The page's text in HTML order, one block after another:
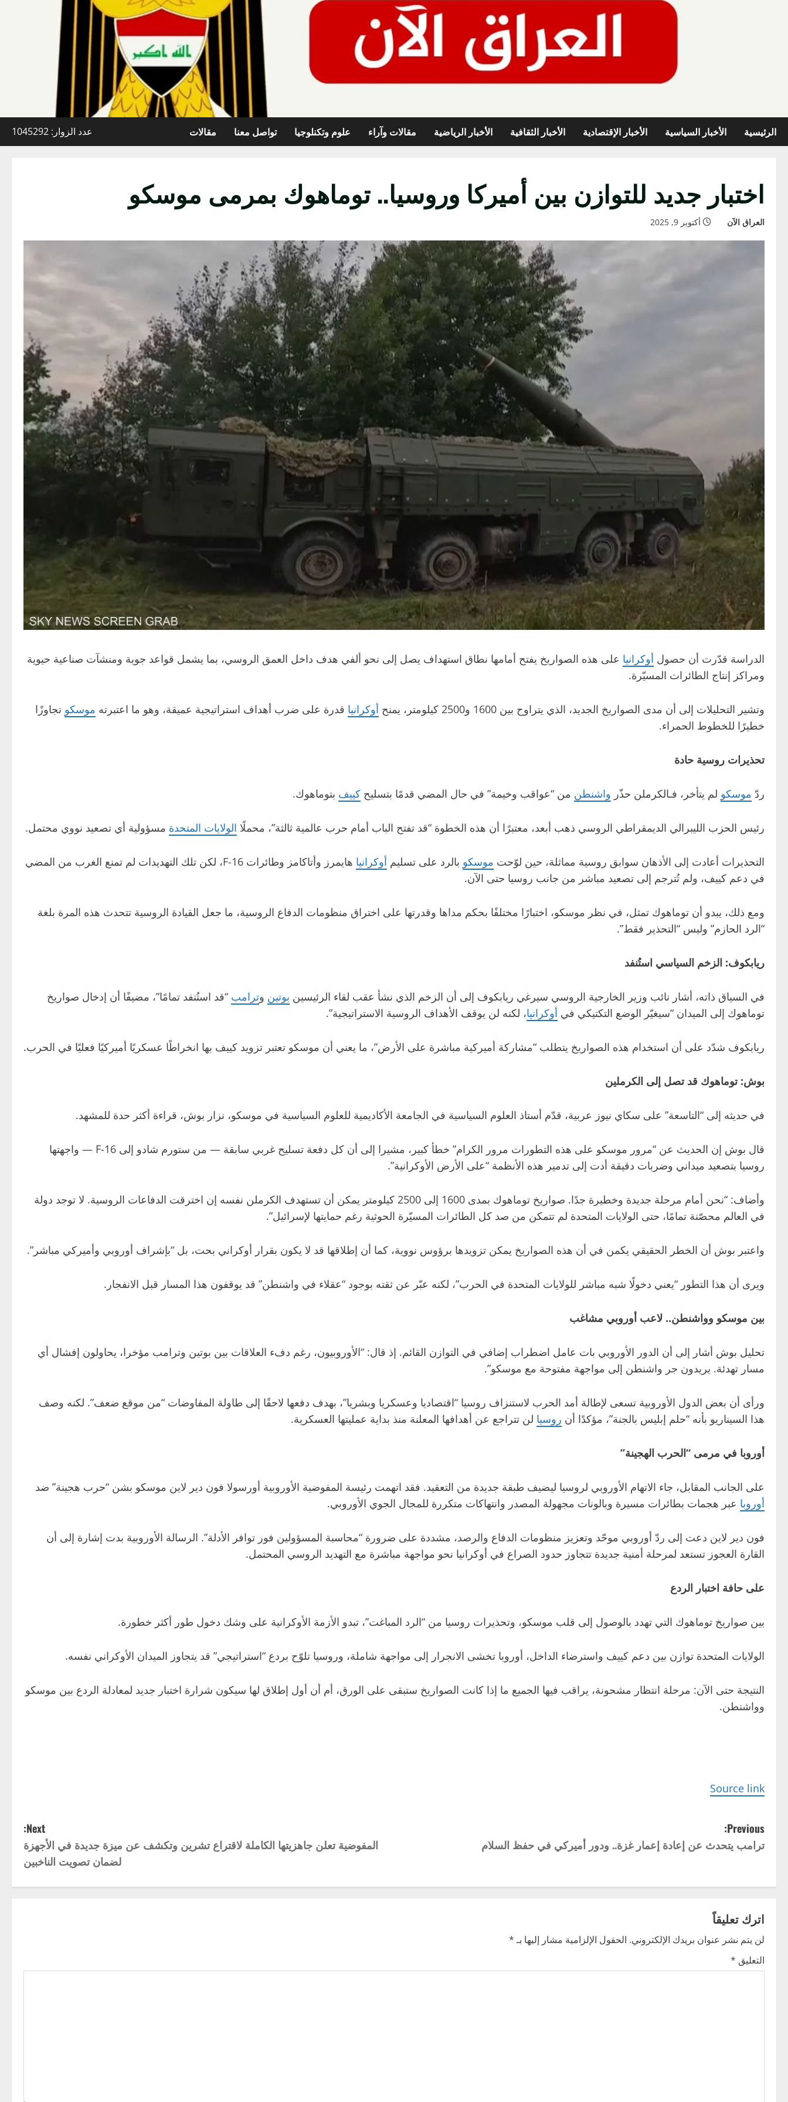
الرئيسية الأخبار السياسية الأخبار الإقتصادية الأخبار الثقافية الأخبار الرياضية مقالات وآراء علوم وتكنلوجيا تواصل معنا مقالات عدد الزوار: 1045292
اختبار جديد للتوازن بين أميركا وروسيا.. توماهوك بمرمى موسكو
العراق الآن أكتوبر 9, 2025
الدراسة قدّرت أن حصول أوكرانيا على هذه الصواريخ يفتح أمامها نطاق استهداف يصل إلى نحو ألفي هدف داخل العمق الروسي، بما يشمل قواعد جوية ومنشآت صناعية حيوية
ومراكز إنتاج الطائرات المسيّرة.
وتشير التحليلات إلى أن مدى الصواريخ الجديد، الذي يتراوح بين 1600 و2500 كيلومتر، يمنح أوكرانيا قدرة على ضرب أهداف استراتيجية عميقة، وهو ما اعتبرته موسكو تجاوزًا
خطيرًا للخطوط الحمراء.
تحذيرات روسية حادة
ردّ موسكو لم يتأخر، فـالكرملن حذّر واشنطن من “عواقب وخيمة” في حال المضي قدمًا بتسليح كييف بتوماهوك.
رئيس الحزب الليبرالي الديمقراطي الروسي ذهب أبعد، معتبرًا أن هذه الخطوة “قد تفتح الباب أمام حرب عالمية ثالثة”، محملًا الولايات المتحدة مسؤولية أي تصعيد نووي محتمل.
التحذيرات أعادت إلى الأذهان سوابق روسية مماثلة، حين لوّحت موسكو بالرد على تسليم أوكرانيا
هايمرز وأتاكامز وطائرات F-16، لكن تلك التهديدات لم تمنع الغرب من المضي
في دعم كييف، ولم تُترجم إلى تصعيد مباشر من جانب روسيا حتى الآن.
ومع ذلك، يبدو أن توماهوك تمثل، في نظر موسكو، اختبارًا مختلفًا بحكم مداها وقدرتها على اختراق منظومات الدفاع الروسية، ما جعل القيادة الروسية تتحدث هذه المرة بلغة
“الرد الحازم” وليس “التحذير فقط”.
ريابكوف: الزخم السياسي استُنفد
في السياق ذاته، أشار نائب وزير الخارجية الروسي سيرغي ريابكوف إلى أن الزخم الذي نشأ عقب لقاء الرئيسين بوتين وترامب “قد استُنفد تمامًا”، مضيفًا أن إدخال صواريخ
توماهوك إلى الميدان “سيغيّر الوضع التكتيكي في أوكرانيا، لكنه لن يوقف الأهداف الروسية الاستراتيجية”.
ريابكوف شدّد على أن استخدام هذه الصواريخ يتطلب “مشاركة أميركية مباشرة على الأرض”، ما يعني أن موسكو تعتبر تزويد كييف بها انخراطًا عسكريًا أميركيًا فعليًا في الحرب.
بوش: توماهوك قد تصل إلى الكرملين
في حديثه إلى “التاسعة” على سكاي نيوز عربية، قدّم أستاذ العلوم السياسية في الجامعة الأكاديمية للعلوم السياسية في موسكو، نزار بوش، قراءة أكثر حدة للمشهد.
قال بوش إن الحديث عن “مرور موسكو على هذه التطورات مرور الكرام” خطأ كبير، مشيرا إلى أن كل دفعة تسليح غربي سابقة — من ستورم شادو إلى F-16 — واجهتها
روسيا بتصعيد ميداني وضربات دقيقة أدت إلى تدمير هذه الأنظمة “على الأرض الأوكرانية”.
وأضاف: “نحن أمام مرحلة جديدة وخطيرة جدًا. صواريخ توماهوك بمدى 1600 إلى 2500 كيلومتر يمكن أن تستهدف الكرملن نفسه إن اخترقت الدفاعات الروسية. لا توجد دولة
في العالم محصّنة تمامًا، حتى الولايات المتحدة لم تتمكن من صد كل الطائرات المسيّرة الحوثية رغم حمايتها لإسرائيل”.
واعتبر بوش أن الخطر الحقيقي يكمن في أن هذه الصواريخ يمكن تزويدها برؤوس نووية، كما أن إطلاقها قد لا يكون بقرار أوكراني بحت، بل “بإشراف أوروبي وأميركي مباشر”.
ويرى أن هذا التطور “يعني دخولًا شبه مباشر للولايات المتحدة في الحرب”، لكنه عبّر عن ثقته بوجود “عقلاء في واشنطن” قد يوقفون هذا المسار قبل الانفجار.
بين موسكو وواشنطن.. لاعب أوروبي مشاغب
تحليل بوش أشار إلى أن الدور الأوروبي بات عامل اضطراب إضافي في التوازن القائم. إذ قال: “الأوروبيون، رغم دفء العلاقات بين بوتين وترامب مؤخرا، يحاولون إفشال أي
مسار تهدئة. يريدون جر واشنطن إلى مواجهة مفتوحة مع موسكو”.
ورأى أن بعض الدول الأوروبية تسعى لإطالة أمد الحرب لاستنزاف روسيا “اقتصاديا وعسكريا وبشريا”، بهدف دفعها لاحقًا إلى طاولة المفاوضات “من موقع ضعف”. لكنه وصف
هذا السيناريو بأنه “حلم إبليس بالجنة”، مؤكدًا أن روسيا لن تتراجع عن أهدافها المعلنة منذ بداية عمليتها العسكرية.
أوروبا في مرمى “الحرب الهجينة”
على الجانب المقابل، جاء الاتهام الأوروبي لروسيا ليضيف طبقة جديدة من التعقيد. فقد اتهمت رئيسة المفوضية الأوروبية أورسولا فون دير لاين موسكو بشن “حرب هجينة” ضد
أوروبا عبر هجمات بطائرات مسيرة وبالونات مجهولة المصدر وانتهاكات متكررة للمجال الجوي الأوروبي.
فون دير لاين دعت إلى ردّ أوروبي موحّد وتعزيز منظومات الدفاع والرصد، مشددة على ضرورة “محاسبة المسؤولين فور توافر الأدلة”. الرسالة الأوروبية بدت إشارة إلى أن
القارة العجوز تستعد لمرحلة أمنية جديدة تتجاوز حدود الصراع في أوكرانيا نحو مواجهة مباشرة مع التهديد الروسي المحتمل.
على حافة اختبار الردع
بين صواريخ توماهوك التي تهدد بالوصول إلى قلب موسكو، وتحذيرات روسيا من “الرد المباغت”، تبدو الأزمة الأوكرانية على وشك دخول طور أكثر خطورة.
الولايات المتحدة توازن بين دعم كييف واسترضاء الداخل، أوروبا تخشى الانجرار إلى مواجهة شاملة، وروسيا تلوّح بردع “استراتيجي” قد يتجاوز الميدان الأوكراني نفسه.
النتيجة حتى الآن: مرحلة انتظار مشحونة، يراقب فيها الجميع ما إذا كانت الصواريخ ستبقى على الورق، أم أن أول إطلاق لها سيكون شرارة اختبار جديد لمعادلة الردع بين موسكو
وواشنطن.
Source link
P
o
s
n
a
v
Previous:
ترامب يتحدث عن إعادة إعمار غزة.. ودور أميركي في حفظ السلام
Next:
المفوضية تعلن جاهزيتها الكاملة لاقتراع تشرين وتكشف عن ميزة جديدة في الأجهزة
لضمان تصويت الناخبين
اترك تعليقاً
لن يتم نشر عنوان بريدك الإلكتروني. الحقول الإلزامية مشار إليها بـ*
التعليق *